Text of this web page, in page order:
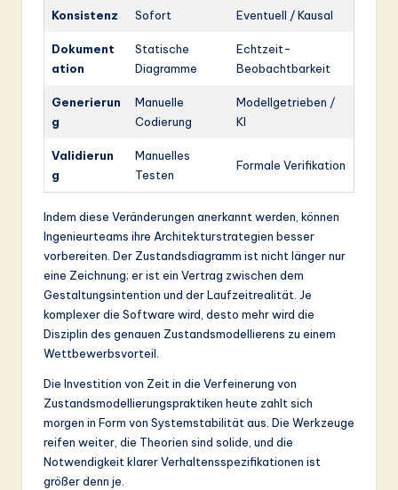
Konsistenz Sofort Eventuell / Kausal
Dokument
ation
Statische
Diagramme
Echtzeit-
Beobachtbarkeit
Generierun
g
Manuelle
Codierung
Modellgetrieben /
KI
Validierun
g
Manuelles
Testen
Formale Verifikation
Indem diese Veränderungen anerkannt werden, können
Ingenieurteams ihre Architekturstrategien besser
vorbereiten. Der Zustandsdiagramm ist nicht länger nur
eine Zeichnung; er ist ein Vertrag zwischen dem
Gestaltungsintention und der Laufzeitrealität. Je
komplexer die Software wird, desto mehr wird die
Disziplin des genauen Zustandsmodellierens zu einem
Wettbewerbsvorteil.
Die Investition von Zeit in die Verfeinerung von
Zustandsmodellierungspraktiken heute zahlt sich
morgen in Form von Systemstabilität aus. Die Werkzeuge
reifen weiter, die Theorien sind solide, und die
Notwendigkeit klarer Verhaltensspezifikationen ist
größer denn je.